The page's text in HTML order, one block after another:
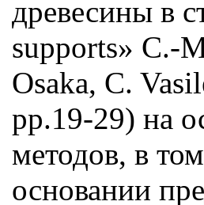
древесины в
supports» C.-
Osaka, C.
pp.19-29) на
методов, в
основании